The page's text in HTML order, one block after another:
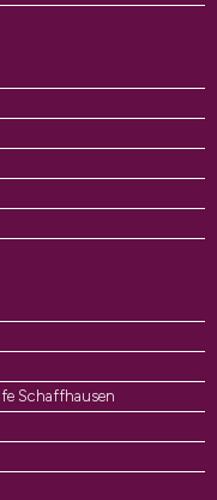
Schaffhausen